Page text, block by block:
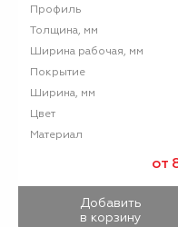
Профиль
Толщина, мм
Ширина рабочая, мм
Покрытие
Ширина, мм
Цвет
Материал
от
Добавить
в корзину